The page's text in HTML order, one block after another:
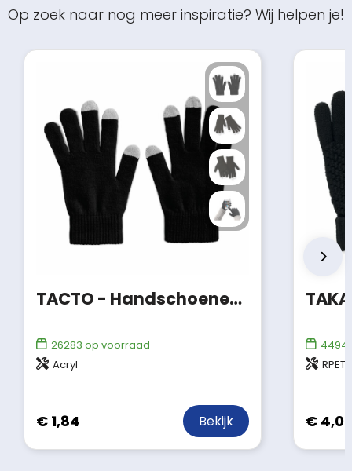
Op zoek naar nog meer inspiratie? Wij helpen je!
TACTO - Handschoenen voor smartphones
26283 op voorraad
Acryl
€ 1,84 Bekijk
4494
RPET
€ 4,01